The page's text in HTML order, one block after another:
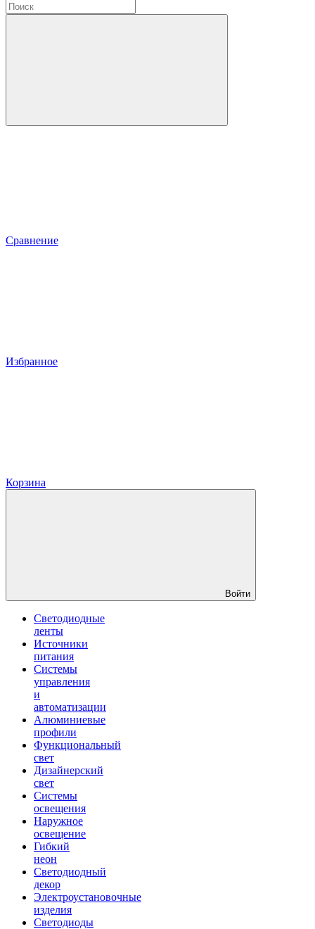
Сравнение
Избранное
Корзина
Войти
Светодиодные
ленты
Источники
питания
Системы
управления
и
автоматизации
Алюминиевые
профили
Функциональный
свет
Дизайнерский
свет
Системы
освещения
Наружное
освещение
Гибкий
неон
Светодиодный
декор
Электроустановочные
изделия
Светодиоды